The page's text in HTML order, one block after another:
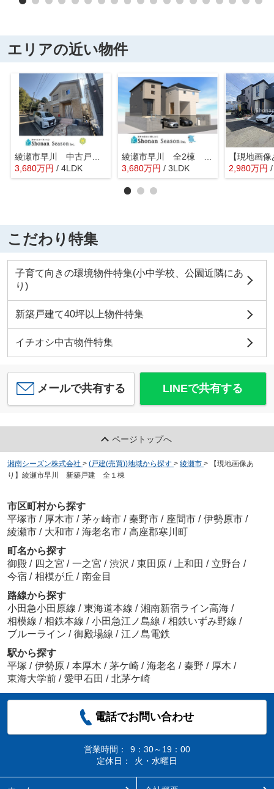
エリアの近い物件
3,680万円 / 4LDK
3,680万円 / 3LDK 2,980万円
こだわり特集
子育て向きの環境物件特集(小中学校、公園近隣にあ
り)
新築戸建て40坪以上物件特集
イチオシ中古物件特集
メールで共有する LINEで共有する
ページトップへ
湘南シーズン株式会社 > (戸建(売買))地域から探す > 綾瀬市 >
【現地画像あ
り】綾瀬市早川 新築戸建 全１棟
市区町村から探す
平塚市 / 厚木市 / 茅ヶ崎市 / 秦野市 / 座間市 / 伊勢原市 /
綾瀬市 / 大和市 / 海老名市 / 高座郡寒川町
町名から探す
御殿 / 四之宮 / 一之宮 / 渋沢 / 東田原 / 上和田 / 立野台 /
今宿 / 相模が丘 / 南金目
路線から探す
小田急小田原線 / 東海道本線 / 湘南新宿ライン高海 /
相模線 / 相鉄本線 / 小田急江ノ島線 / 相鉄いずみ野線 /
ブルーライン / 御殿場線 / 江ノ島電鉄
駅から探す
平塚 / 伊勢原 / 本厚木 / 茅ケ崎 / 海老名 / 秦野 / 厚木 /
東海大学前 / 愛甲石田 / 北茅ケ崎
電話でお問い合わせ
営業時間：
9：30～19：00
定休日：
火・水曜日